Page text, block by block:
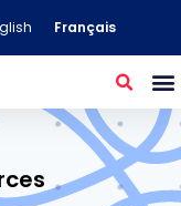
Français